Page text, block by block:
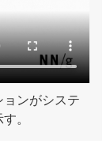
ョンがシステ
。